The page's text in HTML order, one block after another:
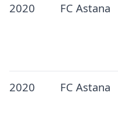
2020 FC Astana
2020 FC Astana